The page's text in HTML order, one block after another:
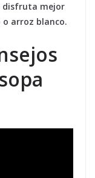
disfruta mejor
o arroz blanco.